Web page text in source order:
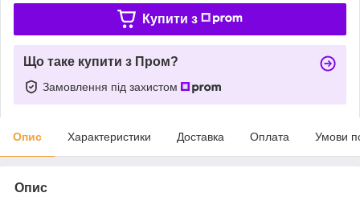
Купити з
Що таке купити з Пром?
Замовлення під захистом
Опис Характеристики Доставка Оплата Умови
Опис